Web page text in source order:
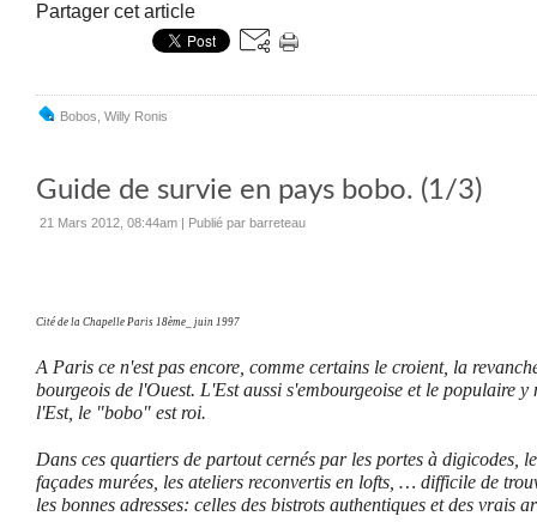
Partager cet article
Bobos Willy Ronis
Guide de survie en pays bobo. (1/3)
21 Mars 2012, 08:44am | Publié par barreteau
Cité de la Chapelle Paris 18ème_ juin 1997
A Paris ce n'est pas encore, comme certains le croient, la
bourgeois de l'Ouest. L'Est aussi s'embourgeoise et le populaire
l'Est, le "bobo" est roi.
Dans ces quartiers de partout cernés par les portes à digicodes,
façades murées, les ateliers reconvertis en lofts, … difficile de
les bonnes adresses: celles des bistrots authentiques et des vrais